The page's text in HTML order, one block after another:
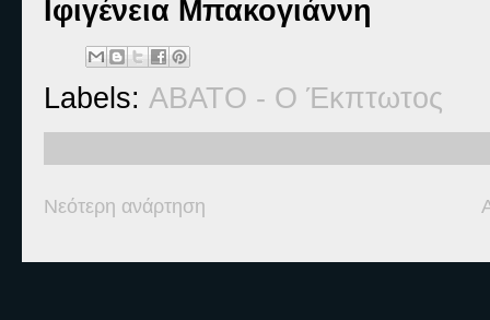
Ιφιγένεια Μπακογιάννη
Labels: ΑΒΑΤΟ - Ο Έκπτωτος
Νεότερη ανάρτηση